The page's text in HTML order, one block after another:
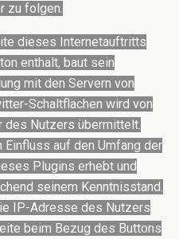
zu folgen.
dieses Internetauftritts
enthält, baut sein
mit den Servern von
Schaltflächen wird von
des Nutzers übermittelt.
Einfluss auf den Umfang der
Plugins erhebt und
seinem Kenntnisstand.
IP-Adresse des Nutzers
beim Bezug des Buttons